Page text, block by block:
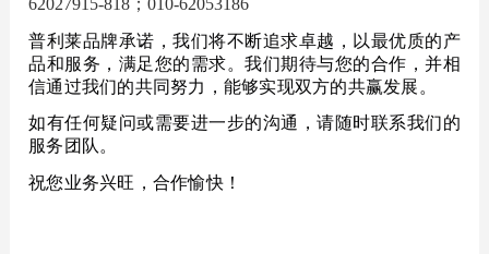
普利莱品牌承诺，我们将不断追求卓越，以最优质的产
品和服务，满足您的需求。我们期待与您的合作，并相
信通过我们的共同努力，能够实现双方的共赢发展。
如有任何疑问或需要进一步的沟通，请随时联系我们的
服务团队。
祝您业务兴旺，合作愉快！